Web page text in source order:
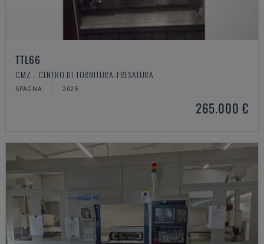
TTL66
CMZ - CENTRO DI TORNITURA-FRESATURA
SPAGNA 2025
265.000 €